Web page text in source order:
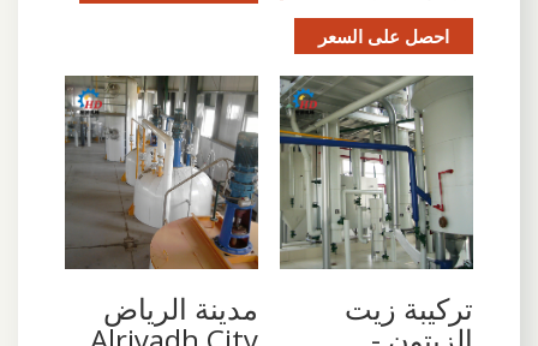
احصل على السعر
تركيبة زيت مدينة الرياض